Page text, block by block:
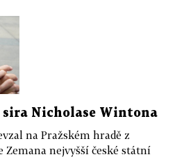
sira Nicholase Wintona
na Pražském hradě z
nejvyšší české státní